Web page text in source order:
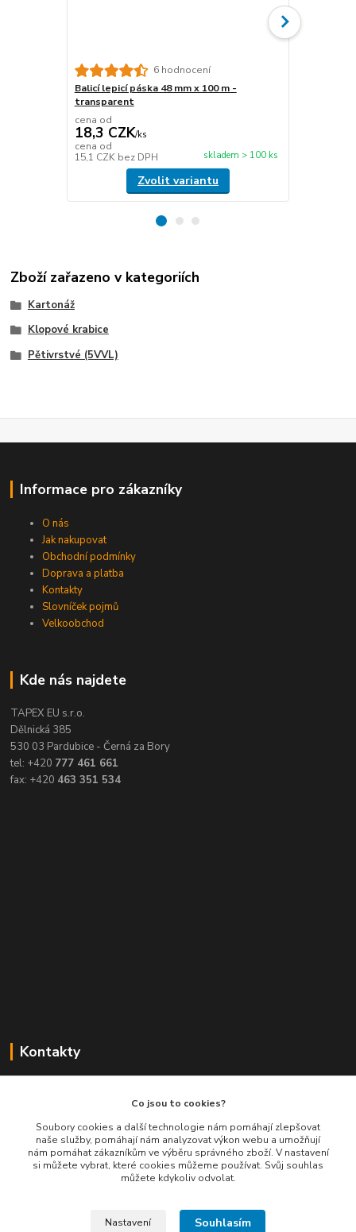
6 hodnocení
Balicí lepicí páska 48 mm x 100 m -
transparent
cena od
18,3 CZK/ks
cena od
15,1 CZK bez DPH skladem > 100 ks
Zvolit variantu
Zboží zařazeno v kategoriích
Kartonáž
Klopové krabice
Pětivrstvé (5VVL)
Informace pro zákazníky
O nás
Jak nakupovat
Obchodní podmínky
Doprava a platba
Kontakty
Slovníček pojmů
Velkoobchod
Kde nás najdete
TAPEX EU s.r.o.
Dělnická 385
530 03 Pardubice - Černá za Bory
tel: +420 777 461 661
fax: +420 463 351 534
Kontakty
+420 777 461 661
(Po-Pá, 8-16 hod.)
info@balimespolu.cz
Co jsou to cookies?
Soubory cookies a další technologie nám pomáhají zlepšovat
naše služby, pomáhají nám analyzovat výkon webu a umožňují
nám pomáhat zákazníkům ve výběru správného zboží. V nastavení
si můžete vybrat, které cookies můžeme používat. Svůj souhlas
můžete kdykoliv odvolat.
Nastavení Souhlasím